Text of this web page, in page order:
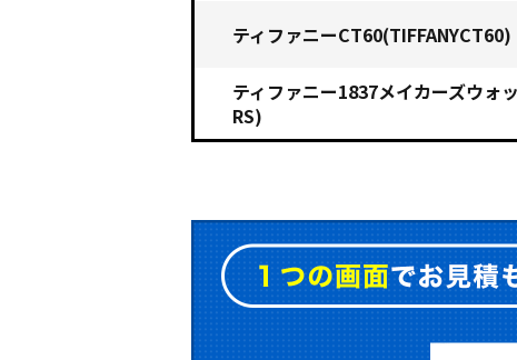
ティファニーCT60(TIFFANYCT60)
ティファニー1837メイカーズウォ
RS)